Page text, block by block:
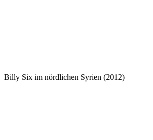
Billy Six im nördlichen Syrien (2012)